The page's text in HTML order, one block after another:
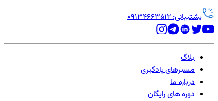
پشتیبانی: 09134663512
بلاگ
مسیرهای یادگیری
درباره ما
دوره های رایگان